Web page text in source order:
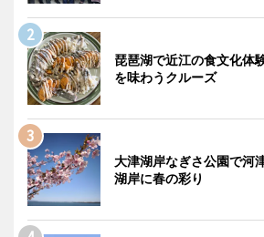
琵琶湖で近江の食文化
を味わうクルーズ
大津湖岸なぎさ公園で
湖岸に春の彩り